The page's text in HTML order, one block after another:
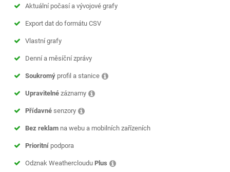
Aktuální počasí a vývojové grafy
Export dat do formátu CSV
Vlastní grafy
Denní a měsíční zprávy
Soukromý profil a stanice
Upravitelné záznamy
Přídavné senzory
Bez reklam na webu a mobilních zařízeních
Prioritní podpora
Odznak Weathercloudu Plus